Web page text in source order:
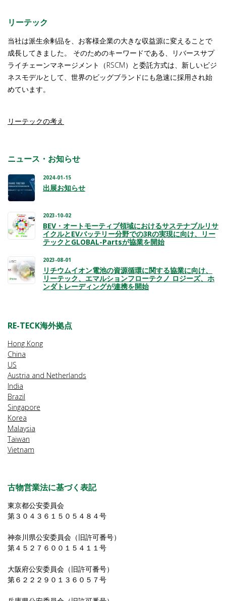
リーテック
当社は派生余剰品を、お客様企業の大きな収益源に変えることで
成長してきました。 そのためのキーワードである、リバースサプ
ライチェーンマネージメント（RSCM）と委託方式は、新しいビジ
ネスモデルとして、世界のビッグブランドにも急速に採用され始
めています。
リーテックの考え
ニュース・お知らせ
2024-01-15
出展お知らせ
2023-10-02
BEV・オートモーティブ領域におけるサステナブルリサ
イクルとEVバッテリー分野での3Rの実現に向け、リー
テックとGLOBAL-Partsが協業を開始
2023-08-01
リチウムイオン電池の資源循環に関する協業に向け、
リーテック、エマルションフローテクノ ロジーズ、ホ
ンダトレーディングが連携を開始
RE-TECK海外拠点
Hong Kong
China
US
Austria and Netherlands
India
Brazil
Singapore
Korea
Malaysia
Taiwan
Vietnam
古物営業法に基づく表記
東京都公安委員会
第３０４３６１５０５４８４号
神奈川県公安委員会（旧許可番号）
第４５２７６００１５４１１号
大阪府公安委員会（旧許可番号）
第６２２２９０１３６０５７号